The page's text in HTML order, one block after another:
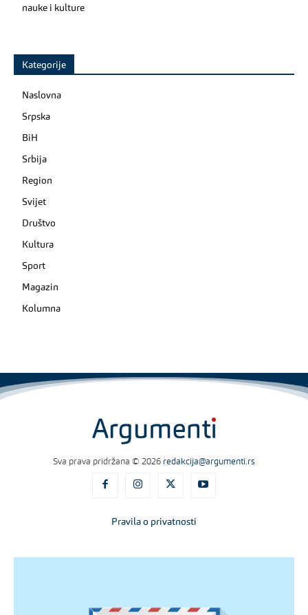
nauke i kulture
Kategorije
Naslovna
Srpska
BiH
Srbija
Region
Svijet
Društvo
Kultura
Sport
Magazin
Kolumna
Sva prava pridržana © 2026 redakcija@argumenti.rs
Pravila o privatnosti